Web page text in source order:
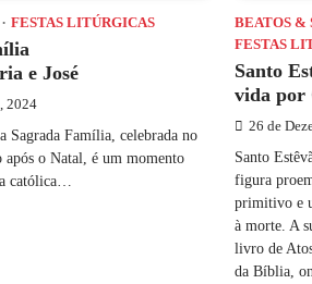
FESTAS LITÚRGICAS
e José
2024
Sagrada Família, celebrada no
o Natal, é um momento
católica…
BEATOS &
FESTAS
Santo
vida por
26 de
Santo
figura
primitivo e
à morte. A
livro de
da Bíblia,